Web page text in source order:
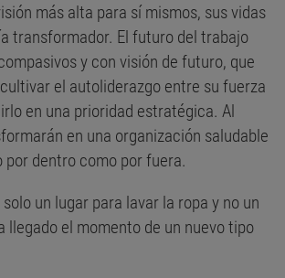
más alta para sí mismos, sus vidas
transformador. El futuro del trabajo
y con visión de futuro, que
el autoliderazgo entre su fuerza
en una prioridad estratégica. Al
en una organización saludable
por dentro como por fuera.
un lugar para lavar la ropa y no un
llegado el momento de un nuevo tipo